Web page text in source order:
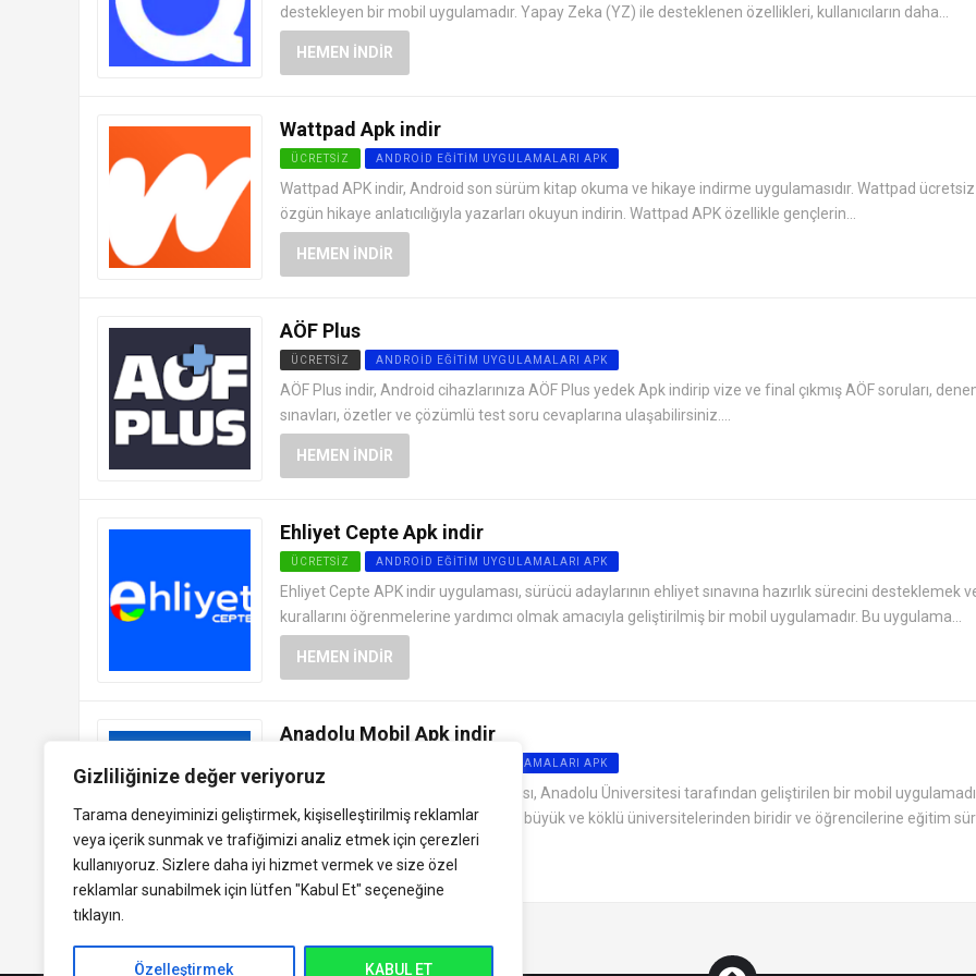
Gizliliğinize değer veriyoruz
Tarama deneyiminizi geliştirmek, kişiselleştirilmiş reklamlar
veya içerik sunmak ve trafiğimizi analiz etmek için çerezleri
kullanıyoruz. Sizlere daha iyi hizmet vermek ve size özel
reklamlar sunabilmek için lütfen "Kabul Et" seçeneğine
tıklayın.
Özelleştirmek KABUL ET
destekleyen bir mobil uygulamadır. Yapay Zeka (YZ) ile desteklenen özellikleri, kullanıcıların daha...
HEMEN İNDIR
Wattpad Apk indir
ÜCRETSIZ ANDROID EĞITIM UYGULAMALARI APK
Wattpad APK indir, Android son sürüm kitap okuma ve hikaye indirme uygulamasıdır. Wattpad
özgün hikaye anlatıcılığıyla yazarları okuyun indirin. Wattpad APK özellikle gençlerin...
HEMEN İNDIR
AÖF Plus
ÜCRETSIZ ANDROID EĞITIM UYGULAMALARI APK
AÖF Plus indir, Android cihazlarınıza AÖF Plus yedek Apk indirip vize ve final çıkmış AÖF soruları,
sınavları, özetler ve çözümlü test soru cevaplarına ulaşabilirsiniz....
HEMEN İNDIR
Ehliyet Cepte Apk indir
ÜCRETSIZ ANDROID EĞITIM UYGULAMALARI APK
Ehliyet Cepte APK indir uygulaması, sürücü adaylarının ehliyet sınavına hazırlık sürecini desteklemek
kurallarını öğrenmelerine yardımcı olmak amacıyla geliştirilmiş bir mobil uygulamadır. Bu uygulama...
HEMEN İNDIR
Anadolu Mobil Apk indir
ANDROID EĞITIM UYGULAMALARI APK
“Anadolu Mobil Apk indir” uygulaması, Anadolu Üniversitesi tarafından geliştirilen bir mobil
Anadolu Üniversitesi, Türkiye’nin en büyük ve köklü üniversitelerinden biridir ve öğrencilerine eğitim
HEMEN İNDIR